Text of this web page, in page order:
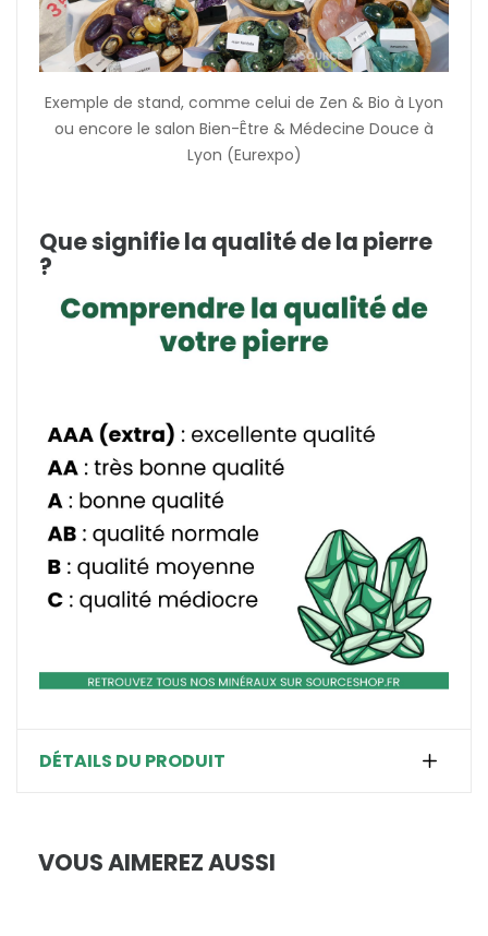
Exemple de stand, comme celui de Zen & Bio à Lyon
ou encore le salon Bien-Être & Médecine Douce à
Lyon (Eurexpo)
Que signifie la qualité de la pierre
?
DÉTAILS DU PRODUIT
VOUS AIMEREZ AUSSI